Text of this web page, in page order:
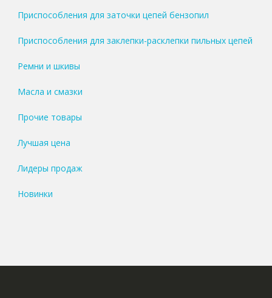
Приспособления для заточки цепей бензопил
Приспособления для заклепки-расклепки пильных цепей
Ремни и шкивы
Масла и смазки
Прочие товары
Лучшая цена
Лидеры продаж
Новинки